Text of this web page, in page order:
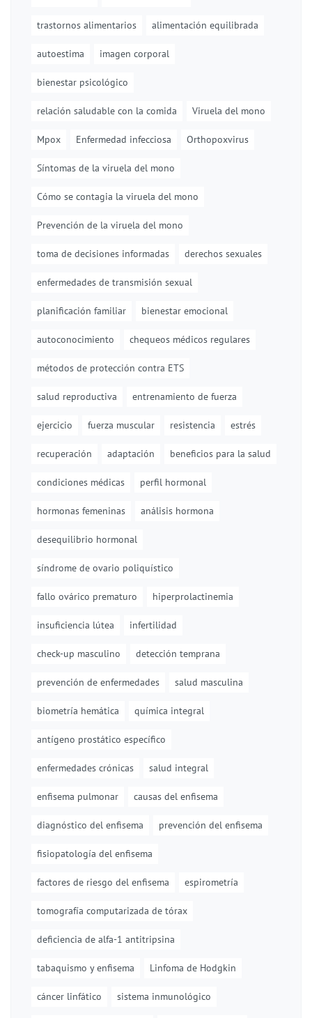
trastornos alimentarios alimentación equilibrada
autoestima imagen corporal
bienestar psicológico
relación saludable con la comida Viruela del mono
Mpox Enfermedad infecciosa Orthopoxvirus
Síntomas de la viruela del mono
Cómo se contagia la viruela del mono
Prevención de la viruela del mono
toma de decisiones informadas derechos sexuales
enfermedades de transmisión sexual
planificación familiar bienestar emocional
autoconocimiento chequeos médicos regulares
métodos de protección contra ETS
salud reproductiva entrenamiento de fuerza
ejercicio fuerza muscular resistencia estrés
recuperación adaptación beneficios para la salud
condiciones médicas perfil hormonal
hormonas femeninas análisis hormona
desequilibrio hormonal
síndrome de ovario poliquístico
fallo ovárico prematuro hiperprolactinemia
insuficiencia lútea infertilidad
check-up masculino detección temprana
prevención de enfermedades salud masculina
biometría hemática química integral
antígeno prostático específico
enfermedades crónicas salud integral
enfisema pulmonar causas del enfisema
diagnóstico del enfisema prevención del enfisema
fisiopatología del enfisema
factores de riesgo del enfisema espirometría
tomografía computarizada de tórax
deficiencia de alfa-1 antitripsina
tabaquismo y enfisema Linfoma de Hodgkin
cáncer linfático sistema inmunológico